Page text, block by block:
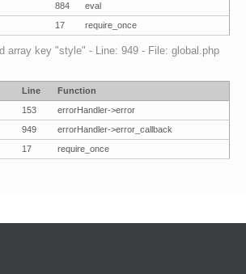
884
eval
17 require_once
array key "style" - Line: 949 - File: global.php
Line
Function
153
errorHandler->error
949
errorHandler->error_callback
17 require_once